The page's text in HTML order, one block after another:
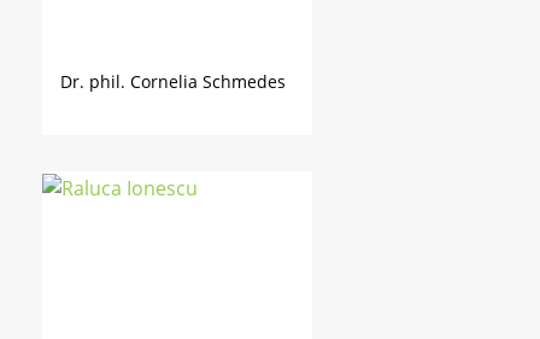
Dr. phil. Cornelia Schmedes